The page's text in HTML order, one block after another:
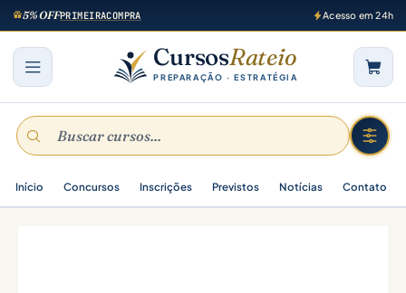
5% OFFPRIMEIRACOMPRA Acesso em 24h
CursosRateio
PREPARAÇÃO · ESTRATÉGIA
Início Concursos Inscrições Previstos Notícias Contato